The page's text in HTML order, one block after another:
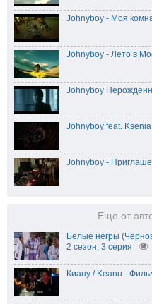
Johnyboy - Моя
Johnyboy - Лето в
Johnyboy
Johnyboy feat.
Johnyboy -
Еще от
Белые негры
2 сезон, 3 серия
Киану / Keanu -